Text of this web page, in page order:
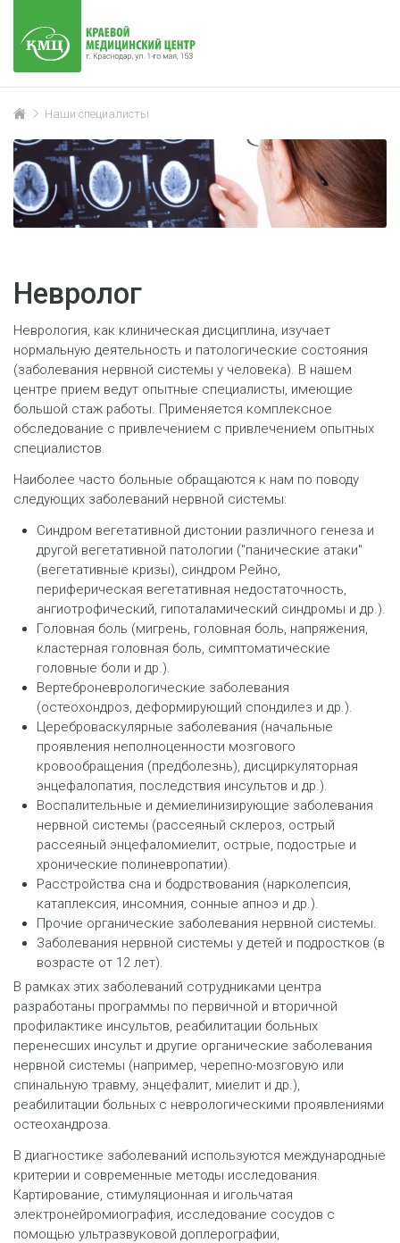
Наши специалисты
Невролог
Неврология, как клиническая дисциплина, изучает
нормальную деятельность и патологические состояния
(заболевания нервной системы у человека). В нашем
центре прием ведут опытные специалисты, имеющие
большой стаж работы. Применяется комплексное
обследование с привлечением с привлечением опытных
специалистов.
Наиболее часто больные обращаются к нам по поводу
следующих заболеваний нервной системы:
Синдром вегетативной дистонии различного генеза и
другой вегетативной патологии ("панические атаки"
(вегетативные кризы), синдром Рейно,
периферическая вегетативная недостаточность,
ангиотрофический, гипоталамический синдромы и др.).
Головная боль (мигрень, головная боль, напряжения,
кластерная головная боль, симптоматические
головные боли и др.).
Вертеброневрологические заболевания
(остеохондроз, деформирующий спондилез и др.).
Цереброваскулярные заболевания (начальные
проявления неполноценности мозгового
кровообращения (предболезнь), дисциркуляторная
энцефалопатия, последствия инсультов и др.).
Воспалительные и демиелинизирующие заболевания
нервной системы (рассеяный склероз, острый
рассеяный энцефаломиелит, острые, подострые и
хронические полиневропатии).
Расстройства сна и бодрствования (нарколепсия,
катаплексия, инсомния, сонные апноэ и др.).
Прочие органические заболевания нервной системы.
Заболевания нервной системы у детей и подростков (в
возрасте от 12 лет).
В рамках этих заболеваний сотрудниками центра
разработаны программы по первичной и вторичной
профилактике инсультов, реабилитации больных
перенесших инсульт и другие органические заболевания
нервной системы (например, черепно-мозговую или
спинальную травму, энцефалит, миелит и др.),
реабилитации больных с неврологическими проявлениями
остеохандроза.
В диагностике заболеваний используются международные
критерии и современные методы исследования.
Картирование, стимуляционная и игольчатая
электронейромиография, исследование сосудов с
помощью ультразвуковой доплерографии,